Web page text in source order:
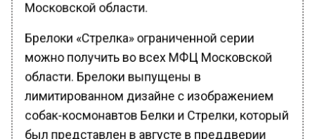
можно получить во всех МФЦ Московской
области. Брелоки выпущены в
лимитированном дизайне с изображением
собак-космонавтов Белки и Стрелки, который
был представлен в августе в преддверии